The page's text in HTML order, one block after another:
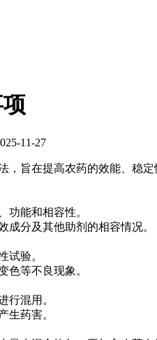
11-27
旨在提高农药的效能、稳
能和相容性。
分及其他助剂的相容情况。
验。
等不良现象。
混用。
药害。